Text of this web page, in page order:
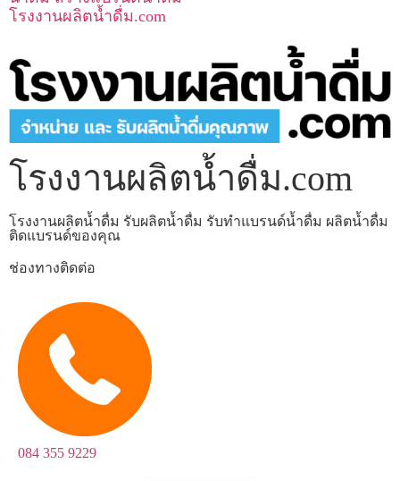
โรงงานผลิตน้ำดื่ม.com
โรงงานผลิตน้ำดื่ม.com
โรงงานผลิตน้ำดื่ม รับผลิตน้ำดื่ม รับทำแบรนด์น้ำดื่ม ผลิตน้ำดื่ม
ติดแบรนด์ของคุณ
ช่องทางติดต่อ
084 355 9229